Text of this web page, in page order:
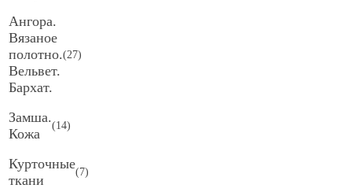
Ангора.
Вязаное
полотно.
Вельвет.
Бархат.
(27)
Замша.
Кожа
(14)
Курточные
ткани
(7)